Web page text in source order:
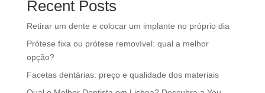
Recent Posts
Retirar um dente e colocar um implante no próprio dia
Prótese fixa ou prótese removível: qual a melhor
opção?
Facetas dentárias: preço e qualidade dos materiais